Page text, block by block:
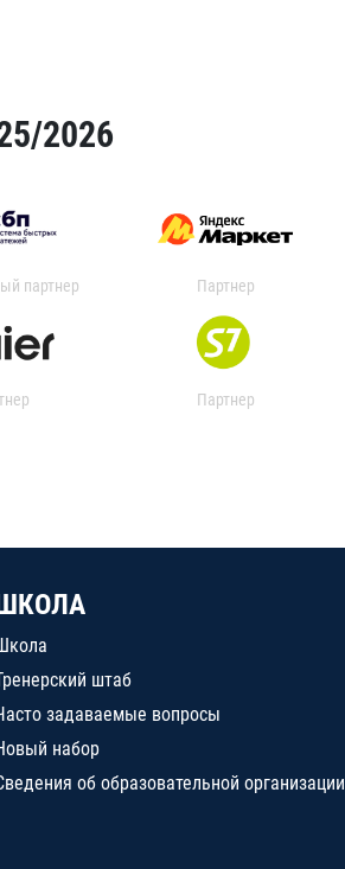
2026
партнер Партнер
Партнер
штаб
задаваемые вопросы
набор
об образовательной организации